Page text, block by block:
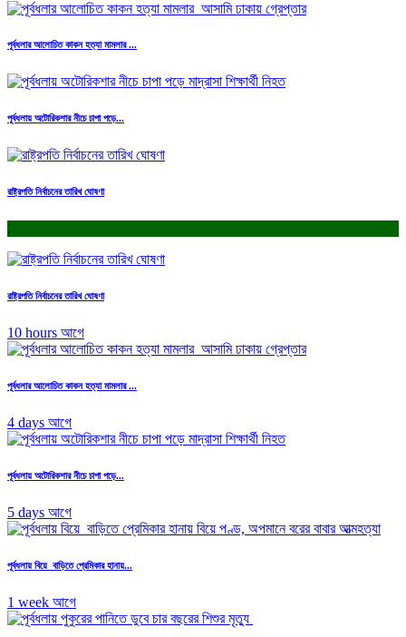
পূর্বধলার আলোচিত কাকন হত্যা মামলার ...
পূর্বধলায় অটোরিকশার নীচে চাপা পড়ে...
রাষ্ট্রপতি নির্বাচনের তারিখ ঘোষণা
.
রাষ্ট্রপতি নির্বাচনের তারিখ ঘোষণা
10 hours আগে
পূর্বধলার আলোচিত কাকন হত্যা মামলার ...
4 days আগে
পূর্বধলায় অটোরিকশার নীচে চাপা পড়ে...
5 days আগে
পূর্বধলায় বিয়ে বাড়িতে প্রেমিকার হানায়...
1 week আগে